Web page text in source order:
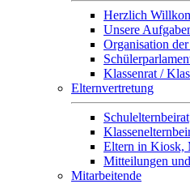
Herzlich
Unsere
Organisation
Klassenrat /
Elternvertretung
Schulelternbeirat
Eltern in Kiosk,
Mitteilungen
Mitarbeitende